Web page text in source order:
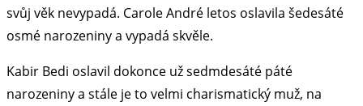
svůj věk nevypadá. Carole André letos oslavila šedesáté
osmé narozeniny a vypadá skvěle.
Kabir Bedi oslavil dokonce už sedmdesáté páté
narozeniny a stále je to velmi charismatický muž, na